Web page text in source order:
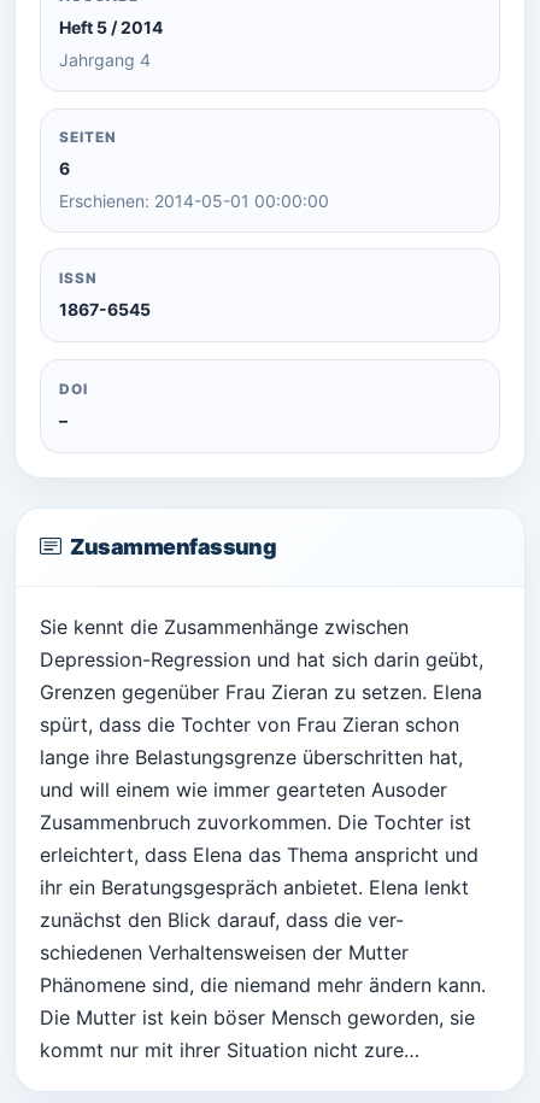
Heft 5 / 2014
Jahrgang 4
SEITEN
6
Erschienen: 2014-05-01 00:00:00
ISSN
1867-6545
DOI
–
Zusammenfassung
Sie kennt die Zusammenhänge zwischen
Depression-Regression und hat sich darin geübt,
Grenzen gegenüber Frau Zieran zu setzen. Elena
spürt, dass die Tochter von Frau Zieran schon
lange ihre Belastungsgrenze überschritten hat,
und will einem wie immer gearteten Ausoder
Zusammenbruch zuvorkommen. Die Tochter ist
erleichtert, dass Elena das Thema anspricht und
ihr ein Beratungsgespräch anbietet. Elena lenkt
zunächst den Blick darauf, dass die ver-
schiedenen Verhaltensweisen der Mutter
Phänomene sind, die niemand mehr ändern kann.
Die Mutter ist kein böser Mensch geworden, sie
kommt nur mit ihrer Situation nicht zure…